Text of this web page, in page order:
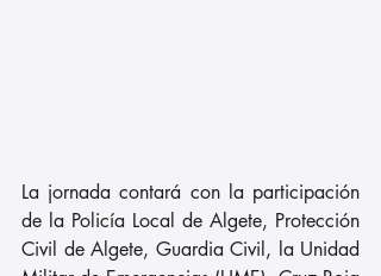
La jornada contará con la participación
de la Policía Local de Algete, Protección
Civil de Algete, Guardia Civil, la Unidad